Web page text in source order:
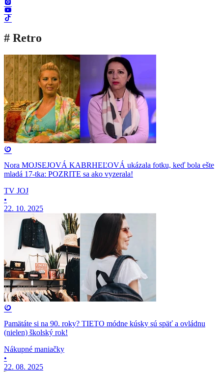
# Retro
Nora MOJSEJOVÁ KABRHEĽOVÁ ukázala fotku, keď bola ešte
mladá 17-tka: POZRITE sa ako vyzerala!
TV JOJ
•
22. 10. 2025
Pamätáte si na 90. roky? TIETO módne kúsky sú späť a ovládnu
(nielen) školský rok!
Nákupné maniačky
•
22. 08. 2025